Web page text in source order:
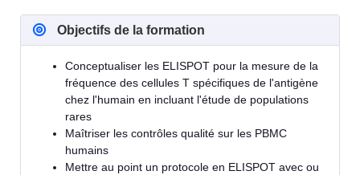
Objectifs de la formation
Conceptualiser les ELISPOT pour la mesure de la
fréquence des cellules T spécifiques de l'antigène
chez l'humain en incluant l'étude de populations
rares
Maîtriser les contrôles qualité sur les PBMC
humains
Mettre au point un protocole en ELISPOT avec ou